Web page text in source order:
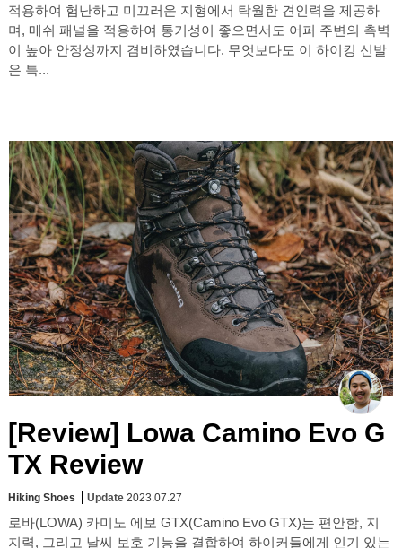
적용하여 험난하고 미끄러운 지형에서 탁월한 견인력을 제공하
며, 메쉬 패널을 적용하여 통기성이 좋으면서도 어퍼 주변의 측벽
이 높아 안정성까지 겸비하였습니다. 무엇보다도 이 하이킹 신발
은 특...
[Review] Lowa Camino Evo G
TX Review
Hiking Shoes Update 2023.07.27
로바(LOWA) 카미노 에보 GTX(Camino Evo GTX)는 편안함, 지
지력, 그리고 날씨 보호 기능을 결합하여 하이커들에게 인기 있는